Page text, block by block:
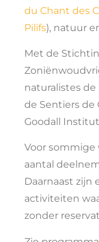
du Chant des
Pilifs), natuur
Met de
naturalistes de
de Sentiers de
Goodall
Voor sommige
aantal
Daarnaast zijn
activiteiten
zonder